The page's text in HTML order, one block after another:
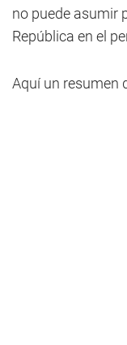
no puede asumir
República en el
Aquí un resumen